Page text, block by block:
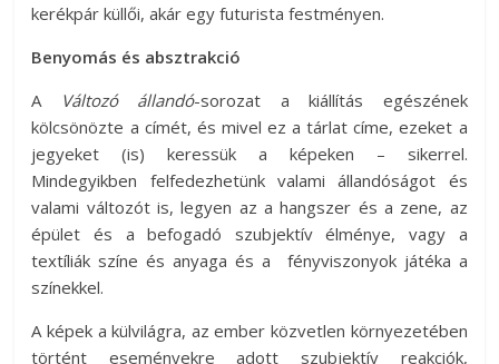
kerékpár küllői, akár egy futurista festményen.
Benyomás és absztrakció
A
Változó állandó-sorozat a kiállítás egészének
kölcsönözte a címét, és mivel ez a tárlat címe, ezeket a
jegyeket (is) keressük a képeken – sikerrel.
Mindegyikben felfedezhetünk valami állandóságot és
valami változót is, legyen az a hangszer és a zene, az
épület és a befogadó szubjektív élménye, vagy a
textíliák színe és anyaga és a fényviszonyok játéka a
színekkel.
A képek a külvilágra, az ember közvetlen környezetében
történt eseményekre adott szubjektív reakciók,